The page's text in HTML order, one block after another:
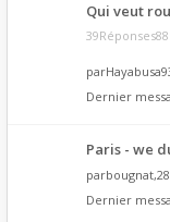
Qui veut
par
Dernier
Paris - we
parbougnat
Dernier